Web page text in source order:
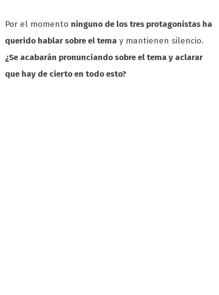
Por el momento ninguno de los tres protagonistas ha
querido hablar sobre el tema y mantienen silencio.
¿Se acabarán pronunciando sobre el tema y aclarar
que hay de cierto en todo esto?